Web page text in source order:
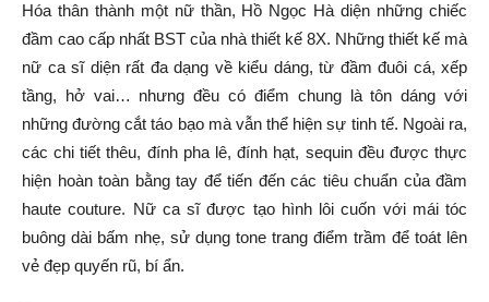
Hóa thân thành một nữ thần, Hồ Ngọc Hà diện những chiếc
đầm cao cấp nhất BST của nhà thiết kế 8X. Những thiết kế mà
nữ ca sĩ diện rất đa dạng về kiểu dáng, từ đầm đuôi cá, xếp
tầng, hở vai… nhưng đều có điểm chung là tôn dáng với
những đường cắt táo bạo mà vẫn thể hiện sự tinh tế. Ngoài ra,
các chi tiết thêu, đính pha lê, đính hạt, sequin đều được thực
hiện hoàn toàn bằng tay để tiến đến các tiêu chuẩn của đầm
haute couture. Nữ ca sĩ được tạo hình lôi cuốn với mái tóc
buông dài bấm nhẹ, sử dụng tone trang điểm trầm để toát lên
vẻ đẹp quyến rũ, bí ẩn.